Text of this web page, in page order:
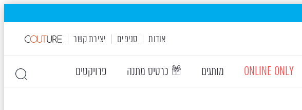
אודות סניפים יצירת קשר
ONLINE ONLY מותגים כרטיס מתנה פרויקטים